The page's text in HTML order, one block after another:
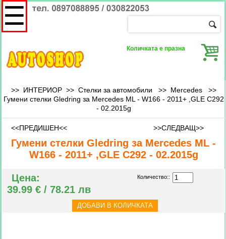
Количката е празна
☰
>> ИНТЕРИОР >> Стелки за автомобили >> Mercedes>>
Гумени стелки Gledring за Mercedes ML - W166 - 2011+ ,GLE C292
- 02.2015g
<<ПРЕДИШЕН<< >>СЛЕДВАЩ>>
Гумени стелки Gledring за Mercedes ML -
W166 - 2011+ ,GLE C292 - 02.2015g
Цена:
39.99 € / 78.21 лв
Количество::